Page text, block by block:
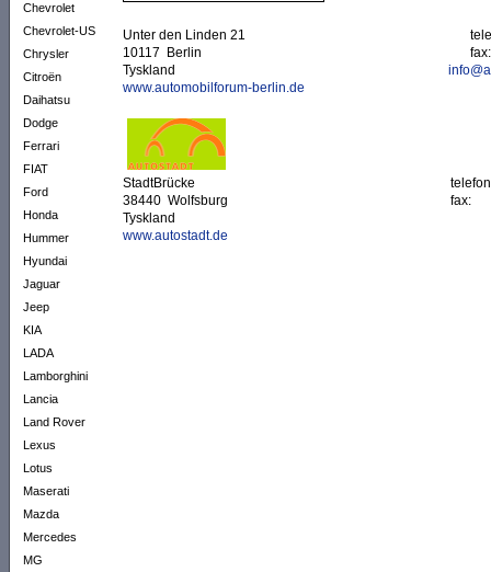
Chevrolet
Chevrolet-US
Chrysler
Citroën
Daihatsu
Dodge
Ferrari
FIAT
Ford
Honda
Hummer
Hyundai
Jaguar
Jeep
KIA
LADA
Lamborghini
Lancia
Land Rover
Lexus
Lotus
Maserati
Mazda
Mercedes
MG
Unter den Linden 21
10117 Berlin
Tyskland
www.automobilforum-berlin.de
fax:
StadtBrücke
38440 Wolfsburg
Tyskland
www.autostadt.de
fax: